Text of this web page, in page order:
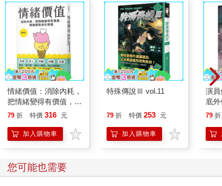
情緒價值：消除內耗，
把情緒變得有價值，跟
誰都能自在相處
79 折 特價 316 元
加入購物車
特殊傳說Ⅲ vol.11
79 折 特價 253 元
加入購物車
演
底
79 折
您可能也需要